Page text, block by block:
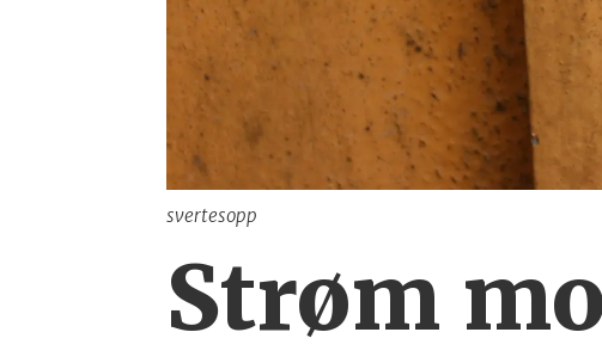
svertesopp
Strøm